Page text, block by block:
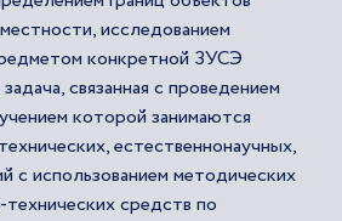
исследованием
конкретной ЗУСЭ
связанная с проведением
которой занимаются
естественнонаучных,
с использованием методических
средств по